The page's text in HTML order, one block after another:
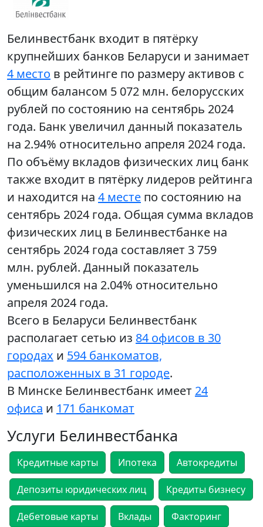
Белинвестбанк входит в пятёрку
крупнейших банков Беларуси и занимает
4 место в рейтинге по размеру активов с
общим балансом 5 072 млн. белорусских
рублей по состоянию на сентябрь 2024
года. Банк увеличил данный показатель
на 2.94% относительно апреля 2024 года.
По объёму вкладов физических лиц банк
также входит в пятёрку лидеров рейтинга
и находится на 4 месте по состоянию на
сентябрь 2024 года. Общая сумма вкладов
физических лиц в Белинвестбанке на
сентябрь 2024 года составляет 3 759
млн. рублей. Данный показатель
уменьшился на 2.04% относительно
апреля 2024 года.
Всего в Беларуси Белинвестбанк
располагает сетью из 84 офисов в 30
городах и 594 банкоматов,
расположенных в 31 городе.
В Минске Белинвестбанк имеет 24
офиса и 171 банкомат
Услуги Белинвестбанка
Кредитные карты Ипотека Автокредиты
Депозиты юридических лиц Кредиты бизнесу
Дебетовые карты Вклады Факторинг